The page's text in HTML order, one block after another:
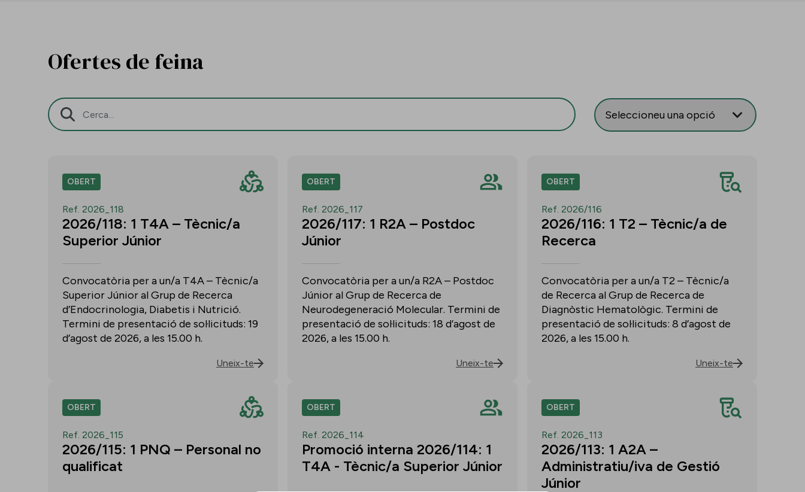
Ofertes de feina
Barra de cerca
OBERT
Ref. 2026_118
2026/118: 1 T4A – Tècnic/a
Superior Júnior
Convocatòria per a un/a T4A – Tècnic/a
Superior Júnior al Grup de Recerca
d’Endocrinologia, Diabetis i Nutrició.
Termini de presentació de sol·licituds: 19
d’agost de 2026, a les 15.00 h.
Uneix-te
OBERT
Ref. 2026_117
2026/117: 1 R2A – Postdoc
Júnior
Convocatòria per a un/a R2A – Postdoc
Júnior al Grup de Recerca de
Neurodegeneració Molecular. Termini de
presentació de sol·licituds: 18 d’agost de
2026, a les 15.00 h.
Uneix-te
OBERT
Ref. 2026/116
2026/116: 1 T2 – Tècnic/a de
Recerca
Convocatòria per a un/a T2 – Tècnic/a
de Recerca al Grup de Recerca de
Diagnòstic Hematològic. Termini de
presentació de sol·licituds: 8 d’agost de
2026, a les 15.00 h.
Uneix-te
OBERT
Ref. 2026_115
2026/115: 1 PNQ – Personal no
qualificat
OBERT
Ref. 2026_114
Promoció interna 2026/114: 1
T4A - Tècnic/a Superior Júnior
OBERT
Ref. 2026_113
2026/113: 1 A2A –
Administratiu/iva de Gestió
Júnior